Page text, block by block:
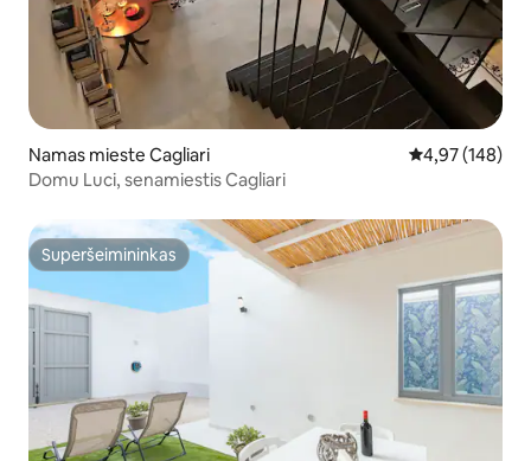
Namas mieste Cagliari Vidutinis
4,97 (148)
Domu Luci, senamiestis Cagliari
Superšeimininkas
Superšeimininkas